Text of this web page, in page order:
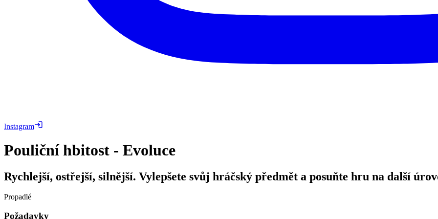
Instagram
Pouliční hbitost - Evoluce
Rychlejší, ostřejší, silnější. Vylepšete svůj hráčský předmět a posuňte hru na další
Propadlé
Požadavky